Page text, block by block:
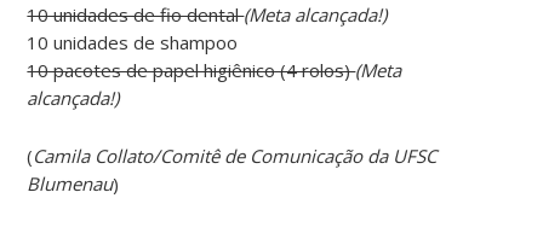
10 unidades de fio dental(Meta alcançada!)
10 unidades de shampoo
10 pacotes de papel higiênico (4 rolos)(Meta
alcançada!)
(Camila Collato/Comitê de Comunicação da UFSC
Blumenau)